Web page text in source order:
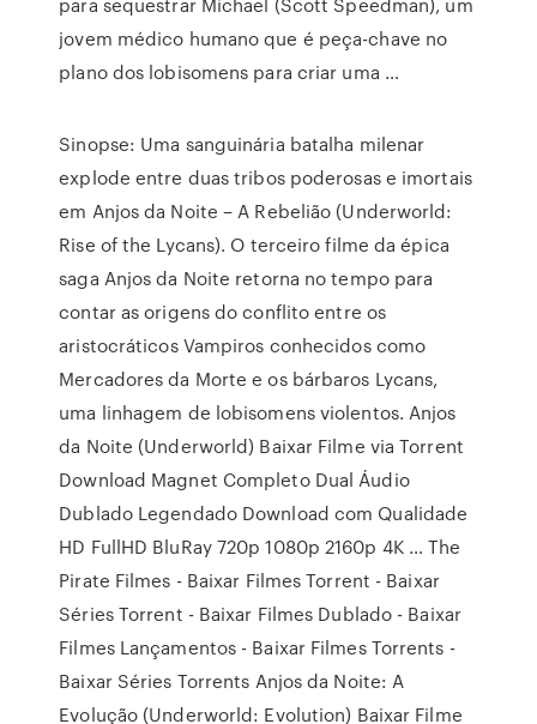
jovem médico humano que é peça-chave no
plano dos lobisomens para criar uma …
Sinopse: Uma sanguinária batalha milenar
explode entre duas tribos poderosas e imortais
em Anjos da Noite – A Rebelião (Underworld:
Rise of the Lycans). O terceiro filme da épica
saga Anjos da Noite retorna no tempo para
contar as origens do conflito entre os
aristocráticos Vampiros conhecidos como
Mercadores da Morte e os bárbaros Lycans,
uma linhagem de lobisomens violentos. Anjos
da Noite (Underworld) Baixar Filme via Torrent
Download Magnet Completo Dual Áudio
Dublado Legendado Download com Qualidade
HD FullHD BluRay 720p 1080p 2160p 4K … The
Pirate Filmes - Baixar Filmes Torrent - Baixar
Séries Torrent - Baixar Filmes Dublado - Baixar
Filmes Lançamentos - Baixar Filmes Torrents -
Baixar Séries Torrents Anjos da Noite: A
Evolução (Underworld: Evolution) Baixar Filme